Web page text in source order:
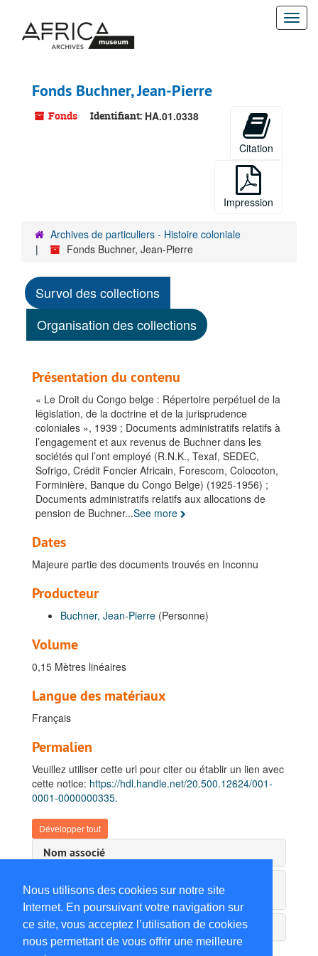
Nous utilisons des cookies sur notre site
Internet. En poursuivant votre navigation sur
ce site, vous acceptez l’utilisation de cookies
nous permettant de vous offrir une meilleure
contenu
Fonds Buchner, Jean-Pierre
Fonds Identifiant: HA.01.0338
Citation
Impression
Archives de particuliers - Histoire coloniale
Fonds Buchner, Jean-Pierre
Survol des collections
Organisation des collections
Présentation du contenu
« Le Droit du Congo belge : Répertoire perpétuel de la
législation, de la doctrine et de la jurisprudence
coloniales », 1939 ; Documents administratifs relatifs à
l’engagement et aux revenus de Buchner dans les
sociétés qui l’ont employé (R.N.K., Texaf, SEDEC,
Sofrigo, Crédit Foncier Africain, Forescom, Colocoton,
Forminière, Banque du Congo Belge) (1925-1956) ;
Documents administratifs relatifs aux allocations de
pension de Buchner...See more
Dates
Majeure partie des documents trouvés en Inconnu
Producteur
Buchner, Jean-Pierre (Personne)
Volume
0,15 Mètres linéaires
Langue des matériaux
Français
Permalien
Veuillez utiliser cette url pour citer ou établir un lien avec
cette notice: https://hdl.handle.net/20.500.12624/001-
0001-0000000335.
Développer tout
Nom associé
Instrument de recherche & information
administrative
Détails du service d'archives